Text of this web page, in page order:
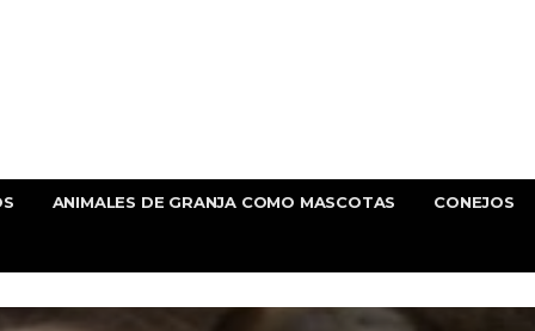
ANIMALES DE GRANJA COMO MASCOTAS CONEJOS